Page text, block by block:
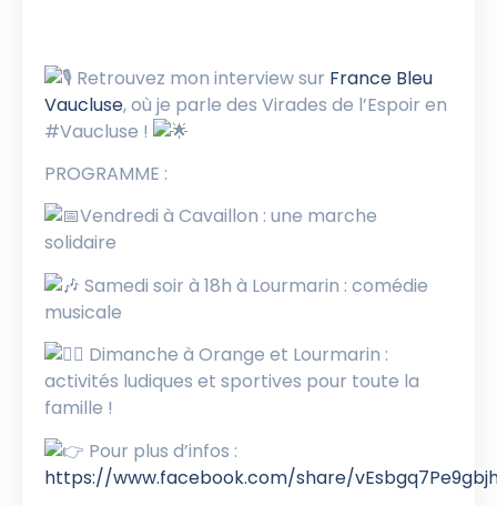
Retrouvez mon interview sur France Bleu
Vaucluse, où je parle des Virades de l’Espoir en
#Vaucluse !
PROGRAMME :
Vendredi à Cavaillon : une marche
solidaire
Samedi soir à 18h à Lourmarin : comédie
musicale
Dimanche à Orange et Lourmarin :
activités ludiques et sportives pour toute la
famille !
Pour plus d’infos :
https://www.facebook.com/share/